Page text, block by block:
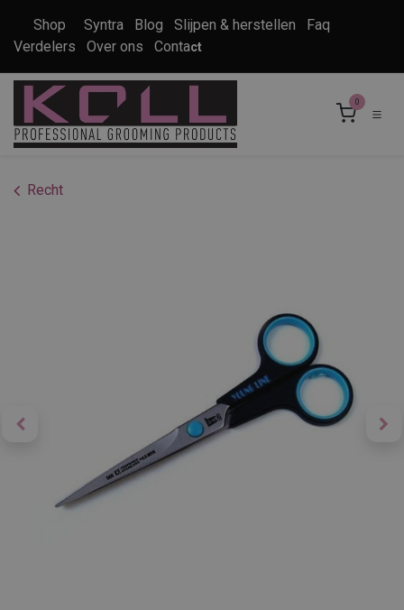
Shop Syntra Blog Slijpen & herstellen
Faq
Verdelers
Over ons Contact
0
Recht